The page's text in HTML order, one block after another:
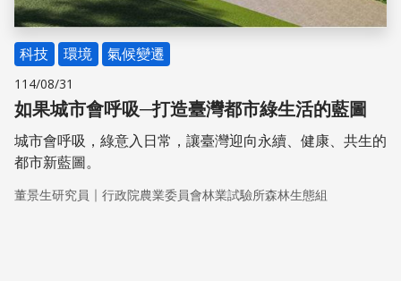
科技 環境 氣候變遷
114/08/31
如果城市會呼吸─打造臺灣都市綠生活的藍圖
城市會呼吸，綠意入日常，讓臺灣迎向永續、健康、共生的
都市新藍圖。
董景生研究員 ｜ 行政院農業委員會林業試驗所森林生態組